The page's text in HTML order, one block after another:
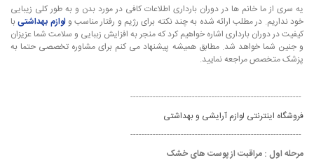
یه سری از ما خانم ها در دوران بارداری اطلاعات کافی در مورد بدن و به طور کلی زیبایی
خود نداریم. در مطلب ارائه شده به چند نکته برای رژیم و رفتار مناسب ولوازم بهداشتیبا
کیفیت در دوران بارداری اشاره خواهیم کرد که منجر به افزایش زببایی و سلامت شما عزیزان
و جنین شما خواهد شد. مطابق همیشه پیشنهاد می کنم برای مشاوره تخصصی حتما به
پزشک متخصص مراجعه نمایید.
-------------------------------------------------------------
فروشگاه اینترنتی لوازم آرایشی و بهداشتی
-------------------------------------------------------------
مرحله اول : مراقبت از پوست های خشک